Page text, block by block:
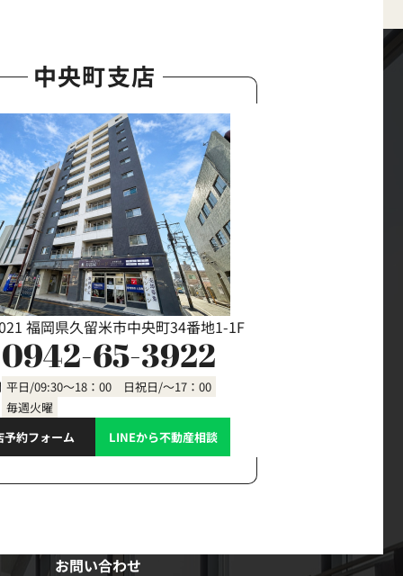
中央町支店
福岡県久留米市中央町34番地1-1F
0942-65-3922
平日/09:30～18：00 日祝日/～17：00
毎週火曜
予約フォーム
LINEから不動産相談
お問い合わせ